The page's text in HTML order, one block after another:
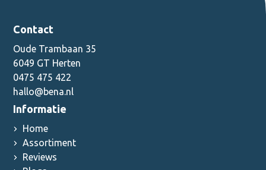
Contact
Oude Trambaan 35
6049 GT Herten
0475 475 422
hallo@bena.nl
Informatie
Home
Assortiment
Reviews